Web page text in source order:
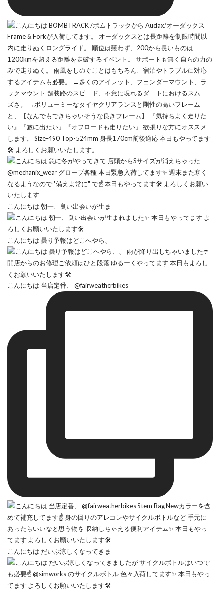
こんにちは 朝一、良い出会いが生ま
こんにちは 曇り予報はどこへやら、
こんにちは 当店定番、 @fairweatherbikes
こんにちは だいぶ涼しくなってきま